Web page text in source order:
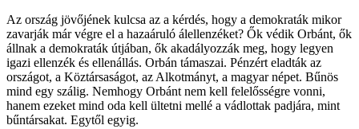
Az ország jövőjének kulcsa az a kérdés, hogy a demokraták mikor
zavarják már végre el a hazaáruló álellenzéket? Ők védik Orbánt, ők
állnak a demokraták útjában, ők akadályozzák meg, hogy legyen
igazi ellenzék és ellenállás. Orbán támaszai. Pénzért eladták az
országot, a Köztársaságot, az Alkotmányt, a magyar népet. Bűnös
mind egy szálig. Nemhogy Orbánt nem kell felelősségre vonni,
hanem ezeket mind oda kell ültetni mellé a vádlottak padjára, mint
bűntársakat. Egytől egyig.